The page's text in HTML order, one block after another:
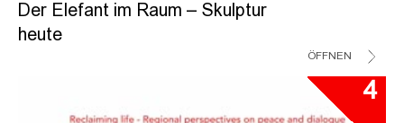
Der Elefant im Raum – Skulptur
heute
ÖFFNEN
4